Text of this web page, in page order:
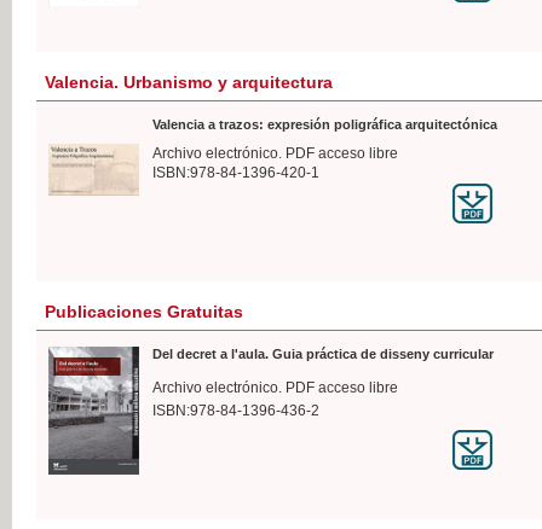
Valencia. Urbanismo y arquitectura
Valencia a trazos: expresión poligráfica arquitectónica
Archivo electrónico. PDF acceso libre
ISBN:978-84-1396-420-1
Publicaciones Gratuitas
Del decret a l'aula. Guia práctica de disseny curricular
Archivo electrónico. PDF acceso libre
ISBN:978-84-1396-436-2